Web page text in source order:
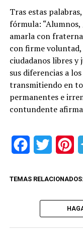
Tras estas
fórmula:
amarla con
con firme
ciudadanos libres
sus diferencias a
transmitiendo en
permanentes e
contundente
FacebookTwitter
TEMAS RELACIONADOS: